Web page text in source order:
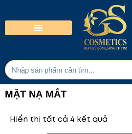
MẶT NẠ MẮT
Hiển thị tất cả 4 kết quả